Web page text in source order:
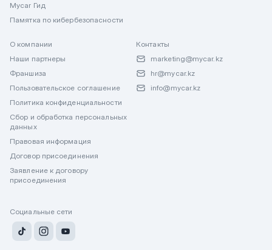
Mycar Гид
Памятка по кибербезопасности
О компании
Наши партнеры
Франшиза
Пользовательское соглашение
Политика конфиденциальности
Сбор и обработка персональных
данных
Правовая информация
Договор присоединения
Заявление к договору
присоединения
Контакты
marketing@mycar.kz
hr@mycar.kz
info@mycar.kz
Социальные сети